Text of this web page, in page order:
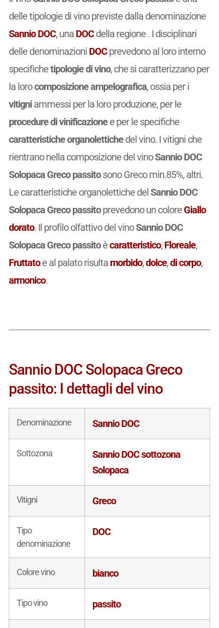
delle tipologie di vino previste dalla denominazione
Sannio DOC, una DOCdella regione . I disciplinari
delle denominazioni DOCprevedono al loro interno
specifichetipologie di vino, che si caratterizzano per
la lorocomposizione ampelografica, ossia per i
vitigniammessi per la loro produzione, per le
procedure di vinificazionee per le specifiche
caratteristiche organolettichedel vino. I vitigni che
rientrano nella composizione del vinoSannio DOC
Solopaca Greco passitosono Greco min.85%, altri.
Le caratteristiche organolettiche delSannio DOC
Solopaca Greco passitoprevedono un colore Giallo
dorato. Il profilo olfattivo del vinoSannio DOC
Solopaca Greco passitoècaratteristico, Floreale,
Fruttatoe al palato risulta morbido,dolce,di corpo,
armonico.
Sannio DOC Solopaca Greco
passito: I dettagli del vino
Denominazione Sannio DOC
Sottozona
Sannio DOC sottozona
Solopaca
Vitigni Greco
Tipo
denominazione
DOC
Colore vino bianco
Tipo vino passito